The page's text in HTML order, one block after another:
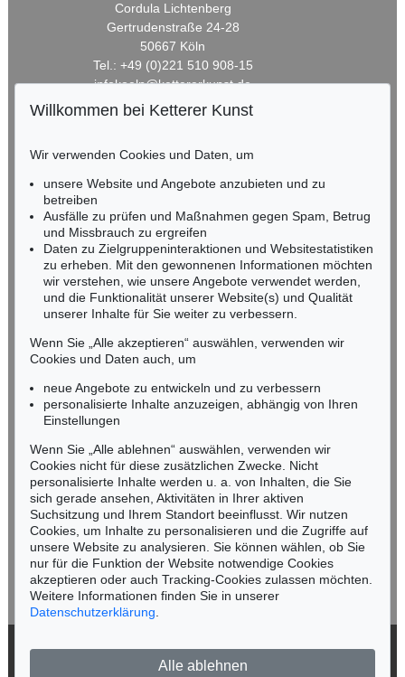
Cordula Lichtenberg
Gertrudenstraße 24-28
50667 Köln
Tel.: +49 (0)221 510 908-15
infokoeln@kettererkunst.de
HESSEN
Miriam Heß
Tel.: +49 (0)62 21 58 80-038
Fax: +49 (0)62 21 58 80-595
infoheidelberg@kettererkunst.de
NORDDEUTSCHLAND
Nico Kassel, M.A.
Mobil: +49 (0)171 8618661
n.kassel@kettererkunst.de
Keine Auktion mehr verpassen!
Wir informieren Sie rechtzeitig.
Jetzt zum Newsletter anmelden >
Willkommen bei Ketterer Kunst
Wir verwenden Cookies und Daten, um
unsere Website und Angebote anzubieten und zu
betreiben
Ausfälle zu prüfen und Maßnahmen gegen Spam, Betrug
und Missbrauch zu ergreifen
Daten zu Zielgruppeninteraktionen und Websitestatistiken
zu erheben. Mit den gewonnenen Informationen möchten
wir verstehen, wie unsere Angebote verwendet werden,
und die Funktionalität unserer Website(s) und Qualität
unserer Inhalte für Sie weiter zu verbessern.
Wenn Sie „Alle akzeptieren“ auswählen, verwenden wir
Cookies und Daten auch, um
neue Angebote zu entwickeln und zu verbessern
personalisierte Inhalte anzuzeigen, abhängig von Ihren
Einstellungen
Wenn Sie „Alle ablehnen“ auswählen, verwenden wir
Cookies nicht für diese zusätzlichen Zwecke. Nicht
personalisierte Inhalte werden u. a. von Inhalten, die Sie
sich gerade ansehen, Aktivitäten in Ihrer aktiven
Suchsitzung und Ihrem Standort beeinflusst. Wir nutzen
Cookies, um Inhalte zu personalisieren und die Zugriffe auf
unsere Website zu analysieren. Sie können wählen, ob Sie
nur für die Funktion der Website notwendige Cookies
akzeptieren oder auch Tracking-Cookies zulassen möchten.
Weitere Informationen finden Sie in unserer
Datenschutzerklärung
Alle ablehnen